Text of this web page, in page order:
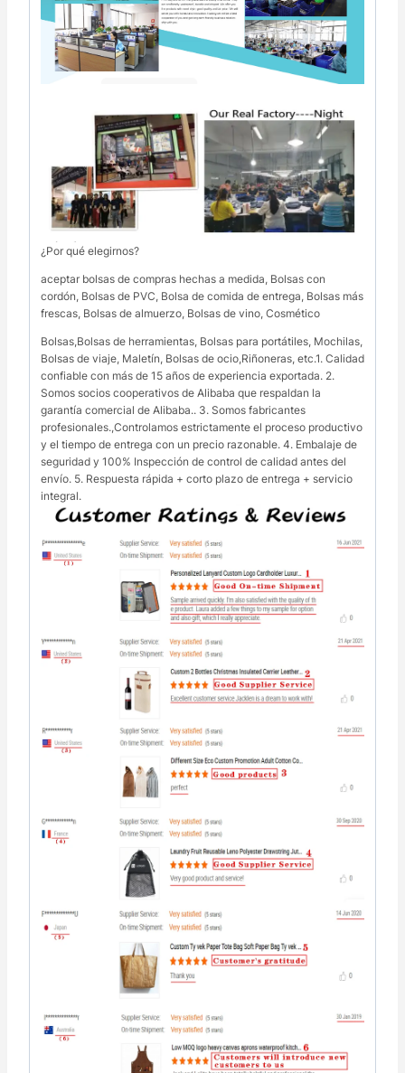
¿Por qué elegirnos?
aceptar bolsas de compras hechas a medida, Bolsas con
cordón, Bolsas de PVC, Bolsa de comida de entrega, Bolsas más
frescas, Bolsas de almuerzo, Bolsas de vino, Cosmético
Bolsas,Bolsas de herramientas, Bolsas para portátiles, Mochilas,
Bolsas de viaje, Maletín, Bolsas de ocio,Riñoneras, etc.1. Calidad
confiable con más de 15 años de experiencia exportada. 2.
Somos socios cooperativos de Alibaba que respaldan la
garantía comercial de Alibaba.. 3. Somos fabricantes
profesionales.,Controlamos estrictamente el proceso productivo
y el tiempo de entrega con un precio razonable. 4. Embalaje de
seguridad y 100% Inspección de control de calidad antes del
envío. 5. Respuesta rápida + corto plazo de entrega + servicio
integral.